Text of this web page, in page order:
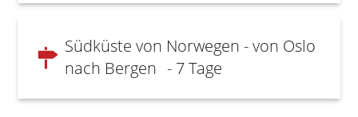
Südküste von Norwegen - von Oslo
nach Bergen - 7 Tage